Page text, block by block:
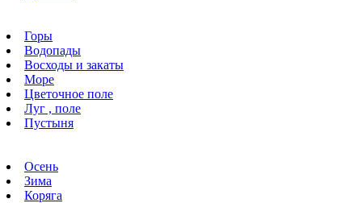
Горы
Водопады
Восходы и закаты
Море
Цветочное поле
Луг , поле
Пустыня
Осень
Зима
Коряга